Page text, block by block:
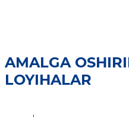
AMALGA
LOYIHALAR